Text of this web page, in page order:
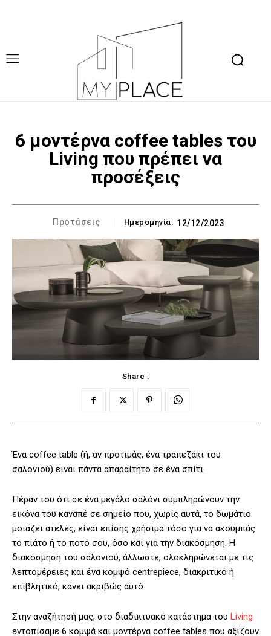
6 μοντέρνα coffee tables του
Living που πρέπει να
προσέξεις
Προτάσεις Ημερομηνία: 12/12/2023
Share :
Ένα coffee table (ή, αν προτιμάς, ένα τραπεζάκι του
σαλονιού) είναι πάντα απαραίτητο σε ένα σπίτι.
Πέραν του ότι σε ένα μεγάλο σαλόνι συμπληρώνουν την
εικόνα του καναπέ σε σημείο που, χωρίς αυτά, το δωμάτιο
μοιάζει ατελές, είναι επίσης χρήσιμα τόσο για να ακουμπάς
το πιάτο ή το ποτό σου, όσο και για την διακόσμηση. Η
διακόσμηση του σαλονιού, άλλωστε, ολοκληρώνεται με τις
λεπτομέρειες και ένα κομψό centrepiece, διακριτικό ή
επιβλητικό, κάνει ακριβώς αυτό.
Στην αναζήτησή μας, στο διαδικτυακό κατάστημα του Living
εντοπίσαμε 6 κομψά και μοντέρνα coffee tables που αξίζουν